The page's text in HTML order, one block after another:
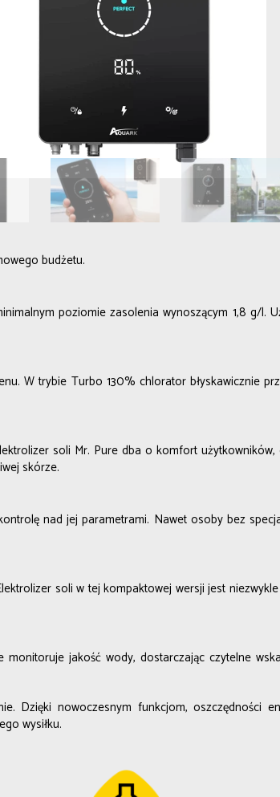
budżetu.
poziomie zasolenia wynoszącym 1,8 g/l.
W trybie Turbo 130% chlorator błyskawicznie
soli Mr. Pure dba o komfort użytkowników,
skórze.
nad jej parametrami. Nawet osoby bez
soli w tej kompaktowej wersji jest
jakość wody, dostarczając czytelne
Dzięki nowoczesnym funkcjom, oszczędności
wysiłku.